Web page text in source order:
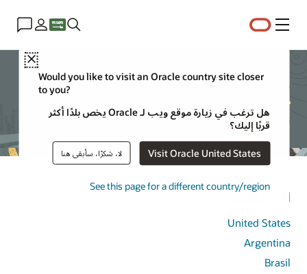
القائمة
Close
Would you like to visit an Oracle country site closer
to you?
هل ترغب في زيارة موقع ويب لـ Oracle يخص بلدًا أكثر
قربًا إليك؟
Visit Oracle United States لا، شكرًا، سأبقى هنا
See this page for a different country/region
Oracle Country sites
Oracle operates in the following list of countries
الأمريكتين
United States
Argentina
Brasil